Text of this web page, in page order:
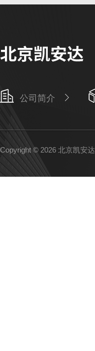
公司简介
Copyright © 2026 北京凯安